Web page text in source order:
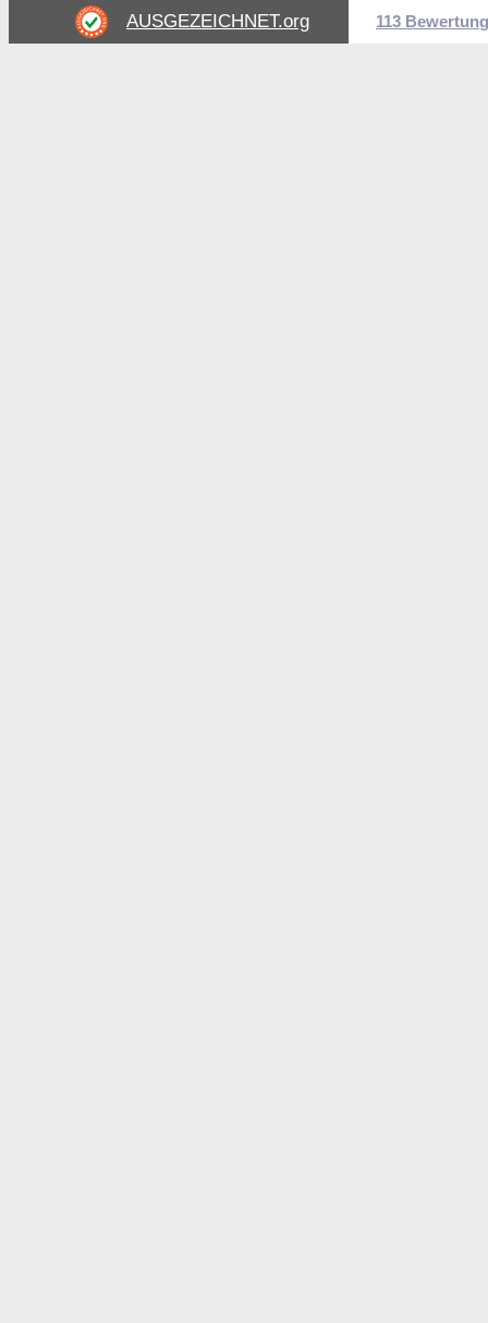
AUSGEZEICHNET.org 113